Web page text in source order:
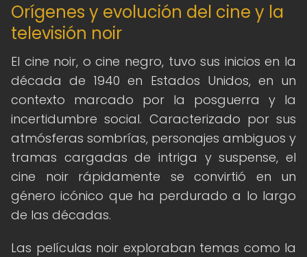
Orígenes y evolución del cine y la
televisión noir
El cine noir, o cine negro, tuvo sus inicios en la
década de 1940 en Estados Unidos, en un
contexto marcado por la posguerra y la
incertidumbre social. Caracterizado por sus
atmósferas sombrías, personajes ambiguos y
tramas cargadas de intriga y suspense, el
cine noir rápidamente se convirtió en un
género icónico que ha perdurado a lo largo
de las décadas.
Las películas noir exploraban temas como la